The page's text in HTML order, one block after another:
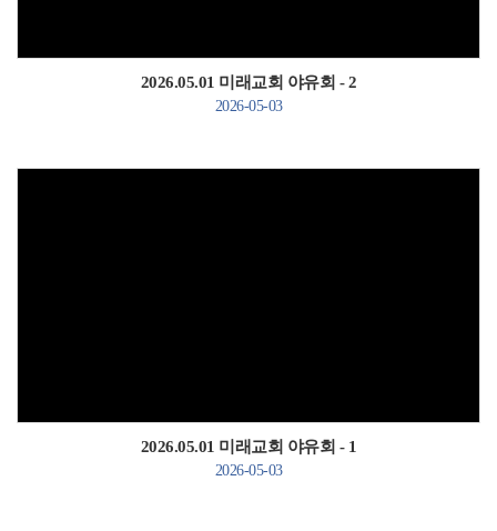
2026.05.01 미래교회 야유회 - 2
2026-05-03
2026.05.01 미래교회 야유회 - 1
2026-05-03